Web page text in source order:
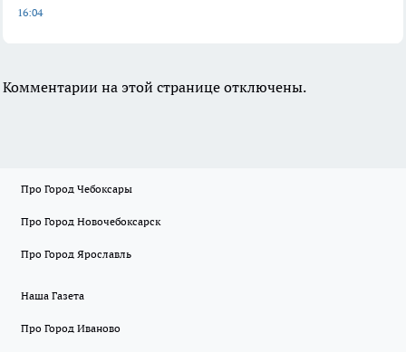
16:04
Комментарии на этой странице отключены.
Про Город Чебоксары
Про Город Новочебоксарск
Про Город Ярославль
Наша Газета
Про Город Иваново